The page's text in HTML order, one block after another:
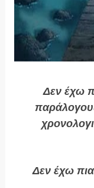
Δεν έχω
Δεν έχω